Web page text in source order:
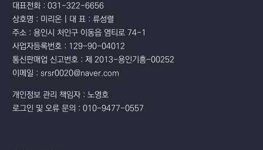
대표전화 : 031-322-6656
상호명 : 미리온 | 대 표 : 류성렬
주소 : 용인시 처인구 이동읍 염티로 74-1
사업자등록번호 : 129-90-04012
통신판매업 신고번호 : 제 2013-용인기흥-00252
이메일 : srsr0020@naver.com
개인정보 관리 책임자 : 노영호
로그인 및 오류 문의 : 010-9477-0557